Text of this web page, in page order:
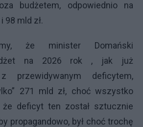
budżetem, odpowiednio na
98 mld zł.
że minister Domański
na 2026 rok , jak już
z przewidywanym deficytem,
271 mld zł, choć wszystko
deficyt ten został sztucznie
propagandowo, był choć trochę